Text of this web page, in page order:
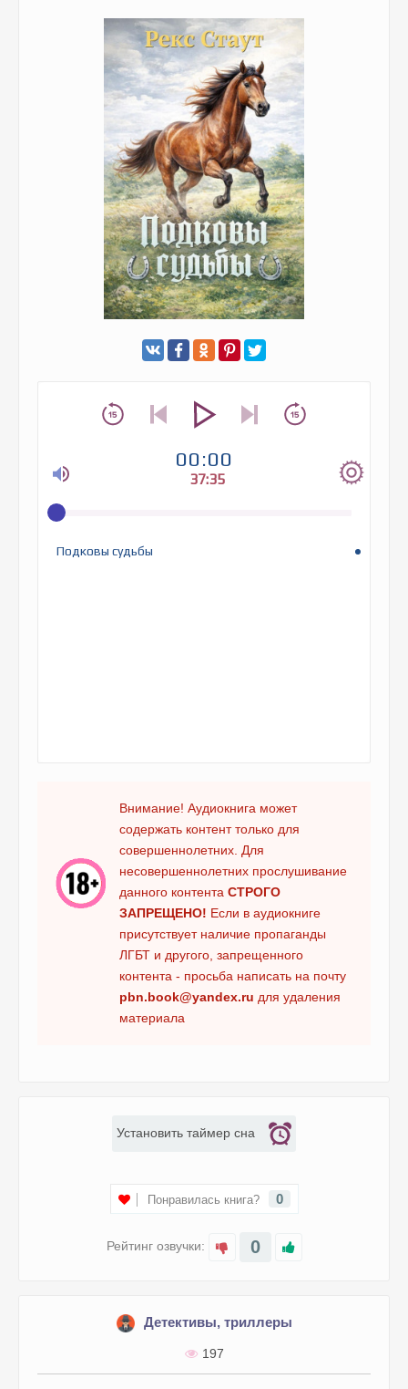
00:00
37:35
Подковы судьбы
Внимание! Аудиокнига может
содержать контент только для
совершеннолетних. Для
несовершеннолетних прослушивание
данного контента СТРОГО
ЗАПРЕЩЕНО! Если в аудиокниге
присутствует наличие пропаганды
ЛГБТ и другого, запрещенного
контента - просьба написать на почту
pbn.book@yandex.ru для удаления
материала
Рейтинг озвучки: 0
Понравилась книга? 0
Установить таймер сна
Детективы, триллеры
197